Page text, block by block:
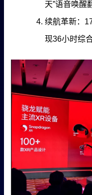
天”语音唤醒
续航革新：
现36小时综